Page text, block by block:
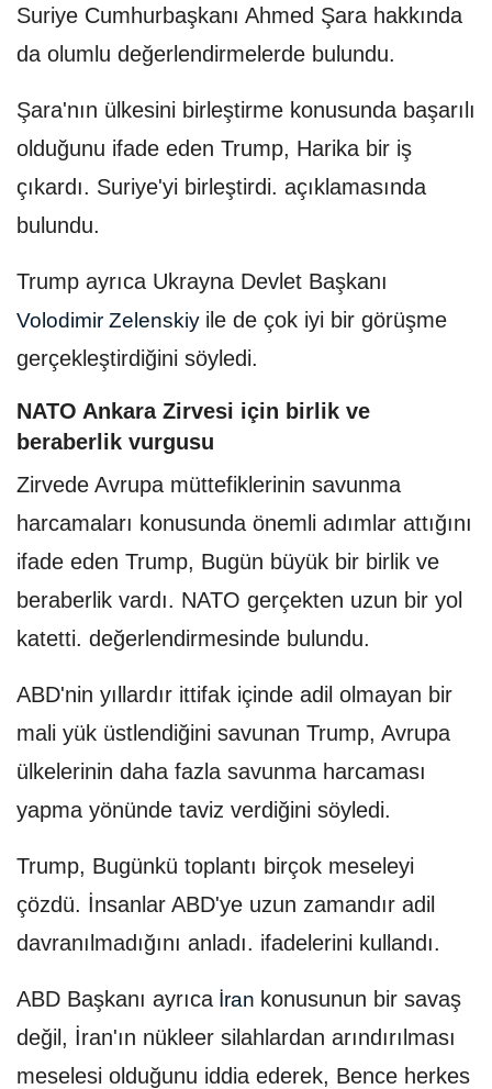
Suriye Cumhurbaşkanı Ahmed Şara hakkında
da olumlu değerlendirmelerde bulundu.
Şara'nın ülkesini birleştirme konusunda başarılı
olduğunu ifade eden Trump, Harika bir iş
çıkardı. Suriye'yi birleştirdi. açıklamasında
bulundu.
Trump ayrıca Ukrayna Devlet Başkanı
Volodimir Zelenskiy ile de çok iyi bir görüşme
gerçekleştirdiğini söyledi.
NATO Ankara Zirvesi için birlik ve
beraberlik vurgusu
Zirvede Avrupa müttefiklerinin savunma
harcamaları konusunda önemli adımlar attığını
ifade eden Trump, Bugün büyük bir birlik ve
beraberlik vardı. NATO gerçekten uzun bir yol
katetti. değerlendirmesinde bulundu.
ABD'nin yıllardır ittifak içinde adil olmayan bir
mali yük üstlendiğini savunan Trump, Avrupa
ülkelerinin daha fazla savunma harcaması
yapma yönünde taviz verdiğini söyledi.
Trump, Bugünkü toplantı birçok meseleyi
çözdü. İnsanlar ABD'ye uzun zamandır adil
davranılmadığını anladı. ifadelerini kullandı.
ABD Başkanı ayrıca İran konusunun bir savaş
değil, İran'ın nükleer silahlardan arındırılması
meselesi olduğunu iddia ederek, Bence herkes